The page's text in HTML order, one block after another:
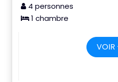
4 personnes
1 chambre
VOIR